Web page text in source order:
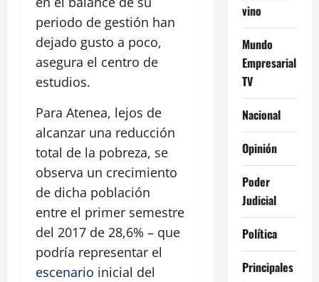
periodo de gestión han
dejado gusto a poco,
asegura el centro de
estudios.
Para Atenea, lejos de
alcanzar una reducción
total de la pobreza, se
observa un crecimiento
de dicha población
entre el primer semestre
del 2017 de 28,6% – que
podría representar el
escenario inicial del
vino
Mundo
Empresarial
TV
Nacional
Opinión
Poder
Judicial
Política
Principales